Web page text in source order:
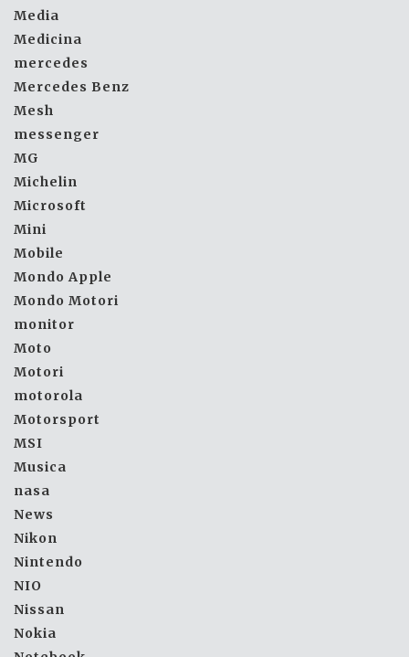
Media
Medicina
mercedes
Mercedes Benz
Mesh
messenger
MG
Michelin
Microsoft
Mini
Mobile
Mondo Apple
Mondo Motori
monitor
Moto
Motori
motorola
Motorsport
MSI
Musica
nasa
News
Nikon
Nintendo
NIO
Nissan
Nokia